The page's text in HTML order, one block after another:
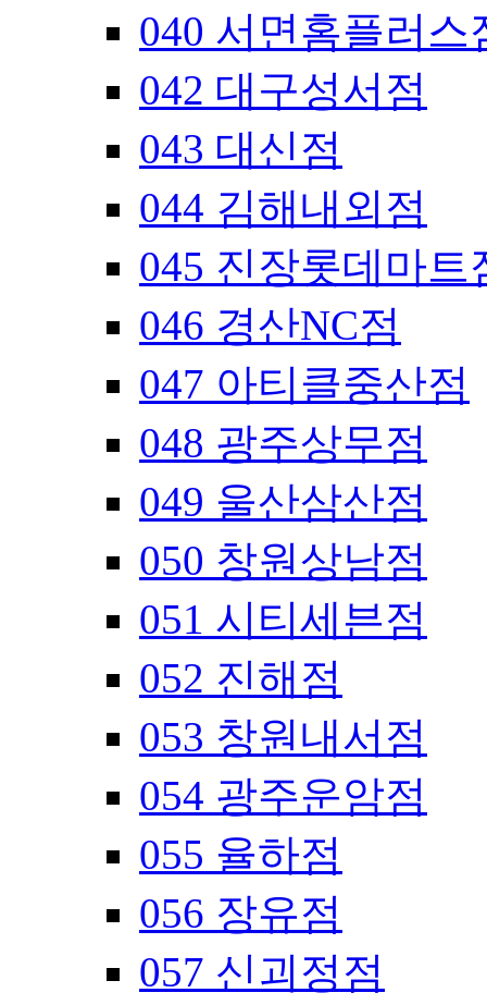
040 서면홈플러스
042 대구성서점
043 대신점
044 김해내외점
045 진장롯데마트
046 경산NC점
047 아티클중산점
048 광주상무점
049 울산삼산점
050 창원상남점
051 시티세븐점
052 진해점
053 창원내서점
054 광주운암점
055 율하점
056 장유점
057 신괴정점